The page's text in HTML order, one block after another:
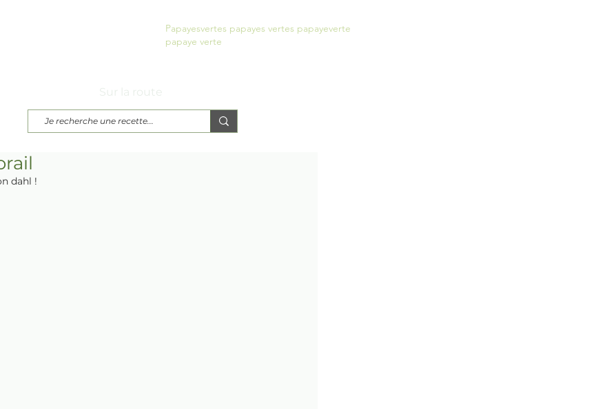
Papayesvertes papayes vertes papayeverte
papaye verte
dahl !